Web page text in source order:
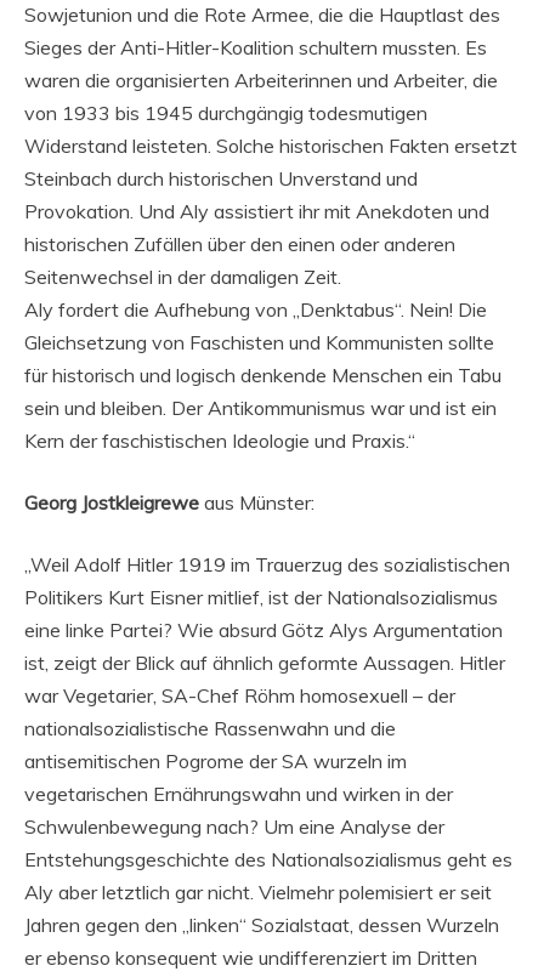
Sowjetunion und die Rote Armee, die die Hauptlast des
Sieges der Anti-Hitler-Koalition schultern mussten. Es
waren die organisierten Arbeiterinnen und Arbeiter, die
von 1933 bis 1945 durchgängig todesmutigen
Widerstand leisteten. Solche historischen Fakten ersetzt
Steinbach durch historischen Unverstand und
Provokation. Und Aly assistiert ihr mit Anekdoten und
historischen Zufällen über den einen oder anderen
Seitenwechsel in der damaligen Zeit.
Aly fordert die Aufhebung von „Denktabus“. Nein! Die
Gleichsetzung von Faschisten und Kommunisten sollte
für historisch und logisch denkende Menschen ein Tabu
sein und bleiben. Der Antikommunismus war und ist ein
Kern der faschistischen Ideologie und Praxis.“
Georg Jostkleigrewe aus Münster:
„Weil Adolf Hitler 1919 im Trauerzug des sozialistischen
Politikers Kurt Eisner mitlief, ist der Nationalsozialismus
eine linke Partei? Wie absurd Götz Alys Argumentation
ist, zeigt der Blick auf ähnlich geformte Aussagen. Hitler
war Vegetarier, SA-Chef Röhm homosexuell – der
nationalsozialistische Rassenwahn und die
antisemitischen Pogrome der SA wurzeln im
vegetarischen Ernährungswahn und wirken in der
Schwulenbewegung nach? Um eine Analyse der
Entstehungsgeschichte des Nationalsozialismus geht es
Aly aber letztlich gar nicht. Vielmehr polemisiert er seit
Jahren gegen den „linken“ Sozialstaat, dessen Wurzeln
er ebenso konsequent wie undifferenziert im Dritten